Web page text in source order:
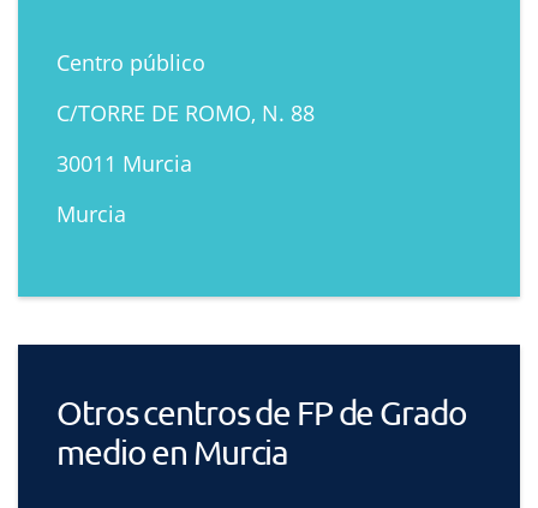
Centro público
C/TORRE DE ROMO, N. 88
30011 Murcia
Murcia
Otros centros de FP de Grado
medio en Murcia